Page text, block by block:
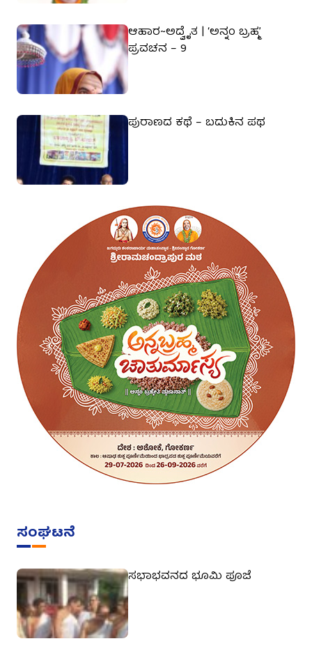
ಆಹಾರ~ಅದ್ವೈತ | ‘ಅನ್ನಂ ಬ್ರಹ್ಮ’
ಪ್ರವಚನ – 9
ಪುರಾಣದ ಕಥೆ – ಬದುಕಿನ ಪಥ
ಸಂಘಟನೆ
ಸಭಾಭವನದ ಭೂಮಿ ಪೂಜೆ